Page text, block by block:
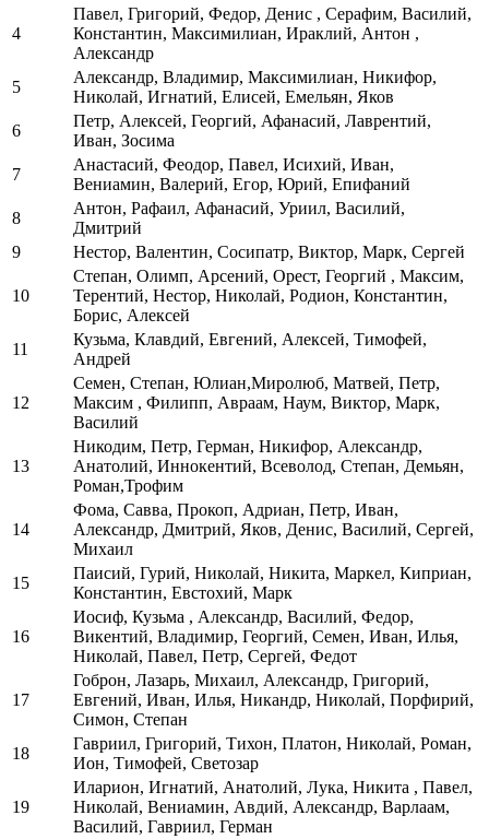
4
Павел, Григорий, Федор, Денис , Серафим, Василий,
Константин, Максимилиан, Ираклий, Антон ,
Александр
5
Александр, Владимир, Максимилиан, Никифор,
Николай, Игнатий, Елисей, Емельян, Яков
6
Петр, Алексей, Георгий, Афанасий, Лаврентий,
Иван, Зосима
7
Анастасий, Феодор, Павел, Исихий, Иван,
Вениамин, Валерий, Егор, Юрий, Епифаний
8
Антон, Рафаил, Афанасий, Уриил, Василий,
Дмитрий
9
Нестор, Валентин, Сосипатр, Виктор, Марк, Сергей
10
Степан, Олимп, Арсений, Орест, Георгий , Максим,
Терентий, Нестор, Николай, Родион, Константин,
Борис, Алексей
11
Кузьма, Клавдий, Евгений, Алексей, Тимофей,
Андрей
12
Семен, Степан, Юлиан,Миролюб, Матвей, Петр,
Максим , Филипп, Авраам, Наум, Виктор, Марк,
Василий
13
Никодим, Петр, Герман, Никифор, Александр,
Анатолий, Иннокентий, Всеволод, Степан, Демьян,
Роман,Трофим
14
Фома, Савва, Прокоп, Адриан, Петр, Иван,
Александр, Дмитрий, Яков, Денис, Василий, Сергей,
Михаил
15
Паисий, Гурий, Николай, Никита, Маркел, Киприан,
Константин, Евстохий, Марк
16
Иосиф, Кузьма , Александр, Василий, Федор,
Викентий, Владимир, Георгий, Семен, Иван, Илья,
Николай, Павел, Петр, Сергей, Федот
17
Гоброн, Лазарь, Михаил, Александр, Григорий,
Евгений, Иван, Илья, Никандр, Николай, Порфирий,
Симон, Степан
18
Гавриил, Григорий, Тихон, Платон, Николай, Роман,
Ион, Тимофей, Светозар
19
Иларион, Игнатий, Анатолий, Лука, Никита , Павел,
Николай, Вениамин, Авдий, Александр, Варлаам,
Василий, Гавриил, Герман